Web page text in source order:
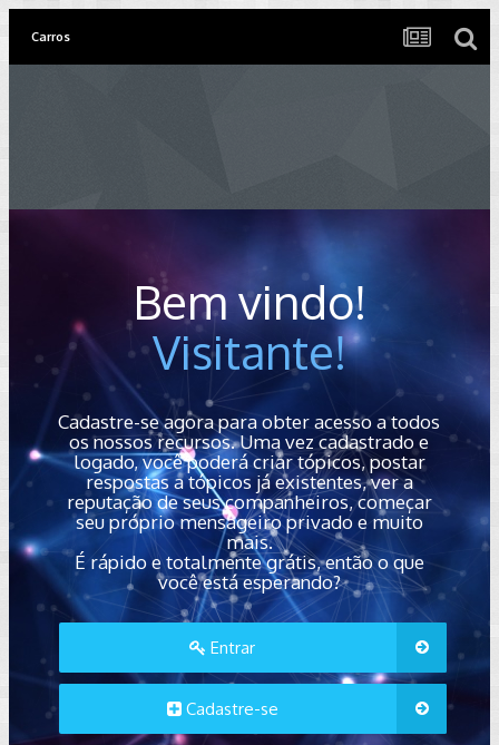
Carros
Bem vindo!
Visitante!
Cadastre-se agora para obter acesso a todos
os nossos recursos. Uma vez cadastrado e
logado, você poderá criar tópicos, postar
respostas a tópicos já existentes, ver a
reputação de seus companheiros, começar
seu próprio mensageiro privado e muito
mais.
É rápido e totalmente grátis, então o que
você está esperando?
Entrar
Cadastre-se